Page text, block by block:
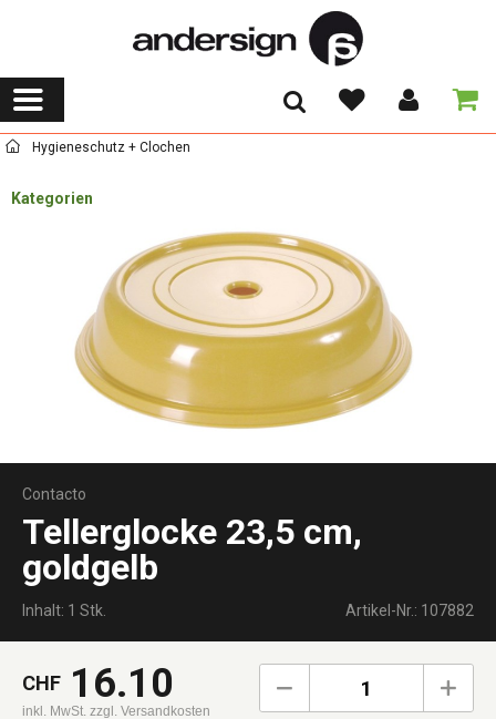
Hygieneschutz + Clochen
Kategorien
Contacto
Tellerglocke 23,5 cm,
goldgelb
Inhalt: 1 Stk. Artikel-Nr.: 107882
CHF 16.10
inkl. MwSt. zzgl. Versandkosten
1